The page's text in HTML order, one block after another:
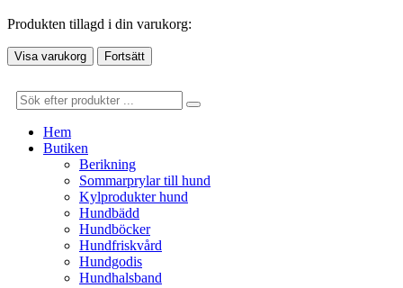
Produkten tillagd i din varukorg:
Visa varukorg Fortsätt
Hem
Butiken
Berikning
Sommarprylar till hund
Kylprodukter hund
Hundbädd
Hundböcker
Hundfriskvård
Hundgodis
Hundhalsband